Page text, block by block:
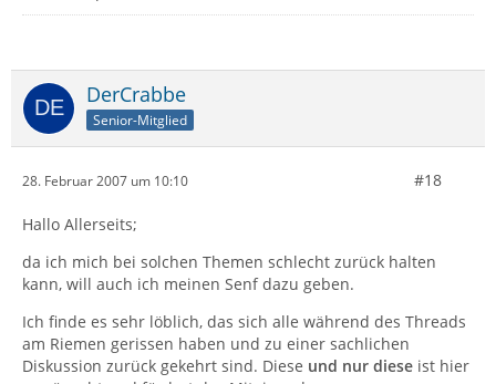
DerCrabbe
Senior-Mitglied
28. Februar 2007 um 10:10 #18
Hallo Allerseits;
da ich mich bei solchen Themen schlecht zurück halten
kann, will auch ich meinen Senf dazu geben.
Ich finde es sehr löblich, das sich alle während des Threads
am Riemen gerissen haben und zu einer sachlichen
Diskussion zurück gekehrt sind. Diese und nur diese ist hier